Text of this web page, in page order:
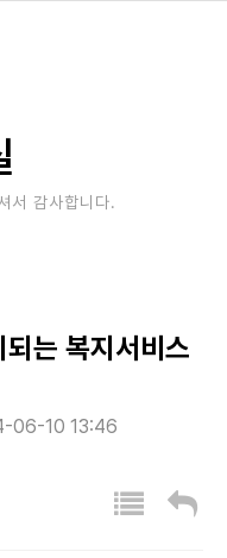
공개
실(이전자료)
서 감사합니다.
는 복지서비스
06-10 13:46